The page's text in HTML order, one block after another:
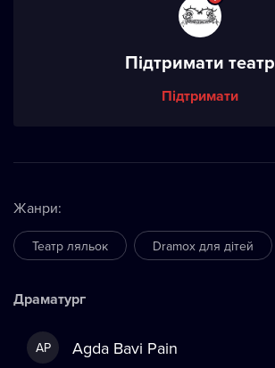
Підтримати театр
Підтримати
Жанри:
Театр ляльок Dramox для дітей
Драматург
AP Agda Bavi Pain